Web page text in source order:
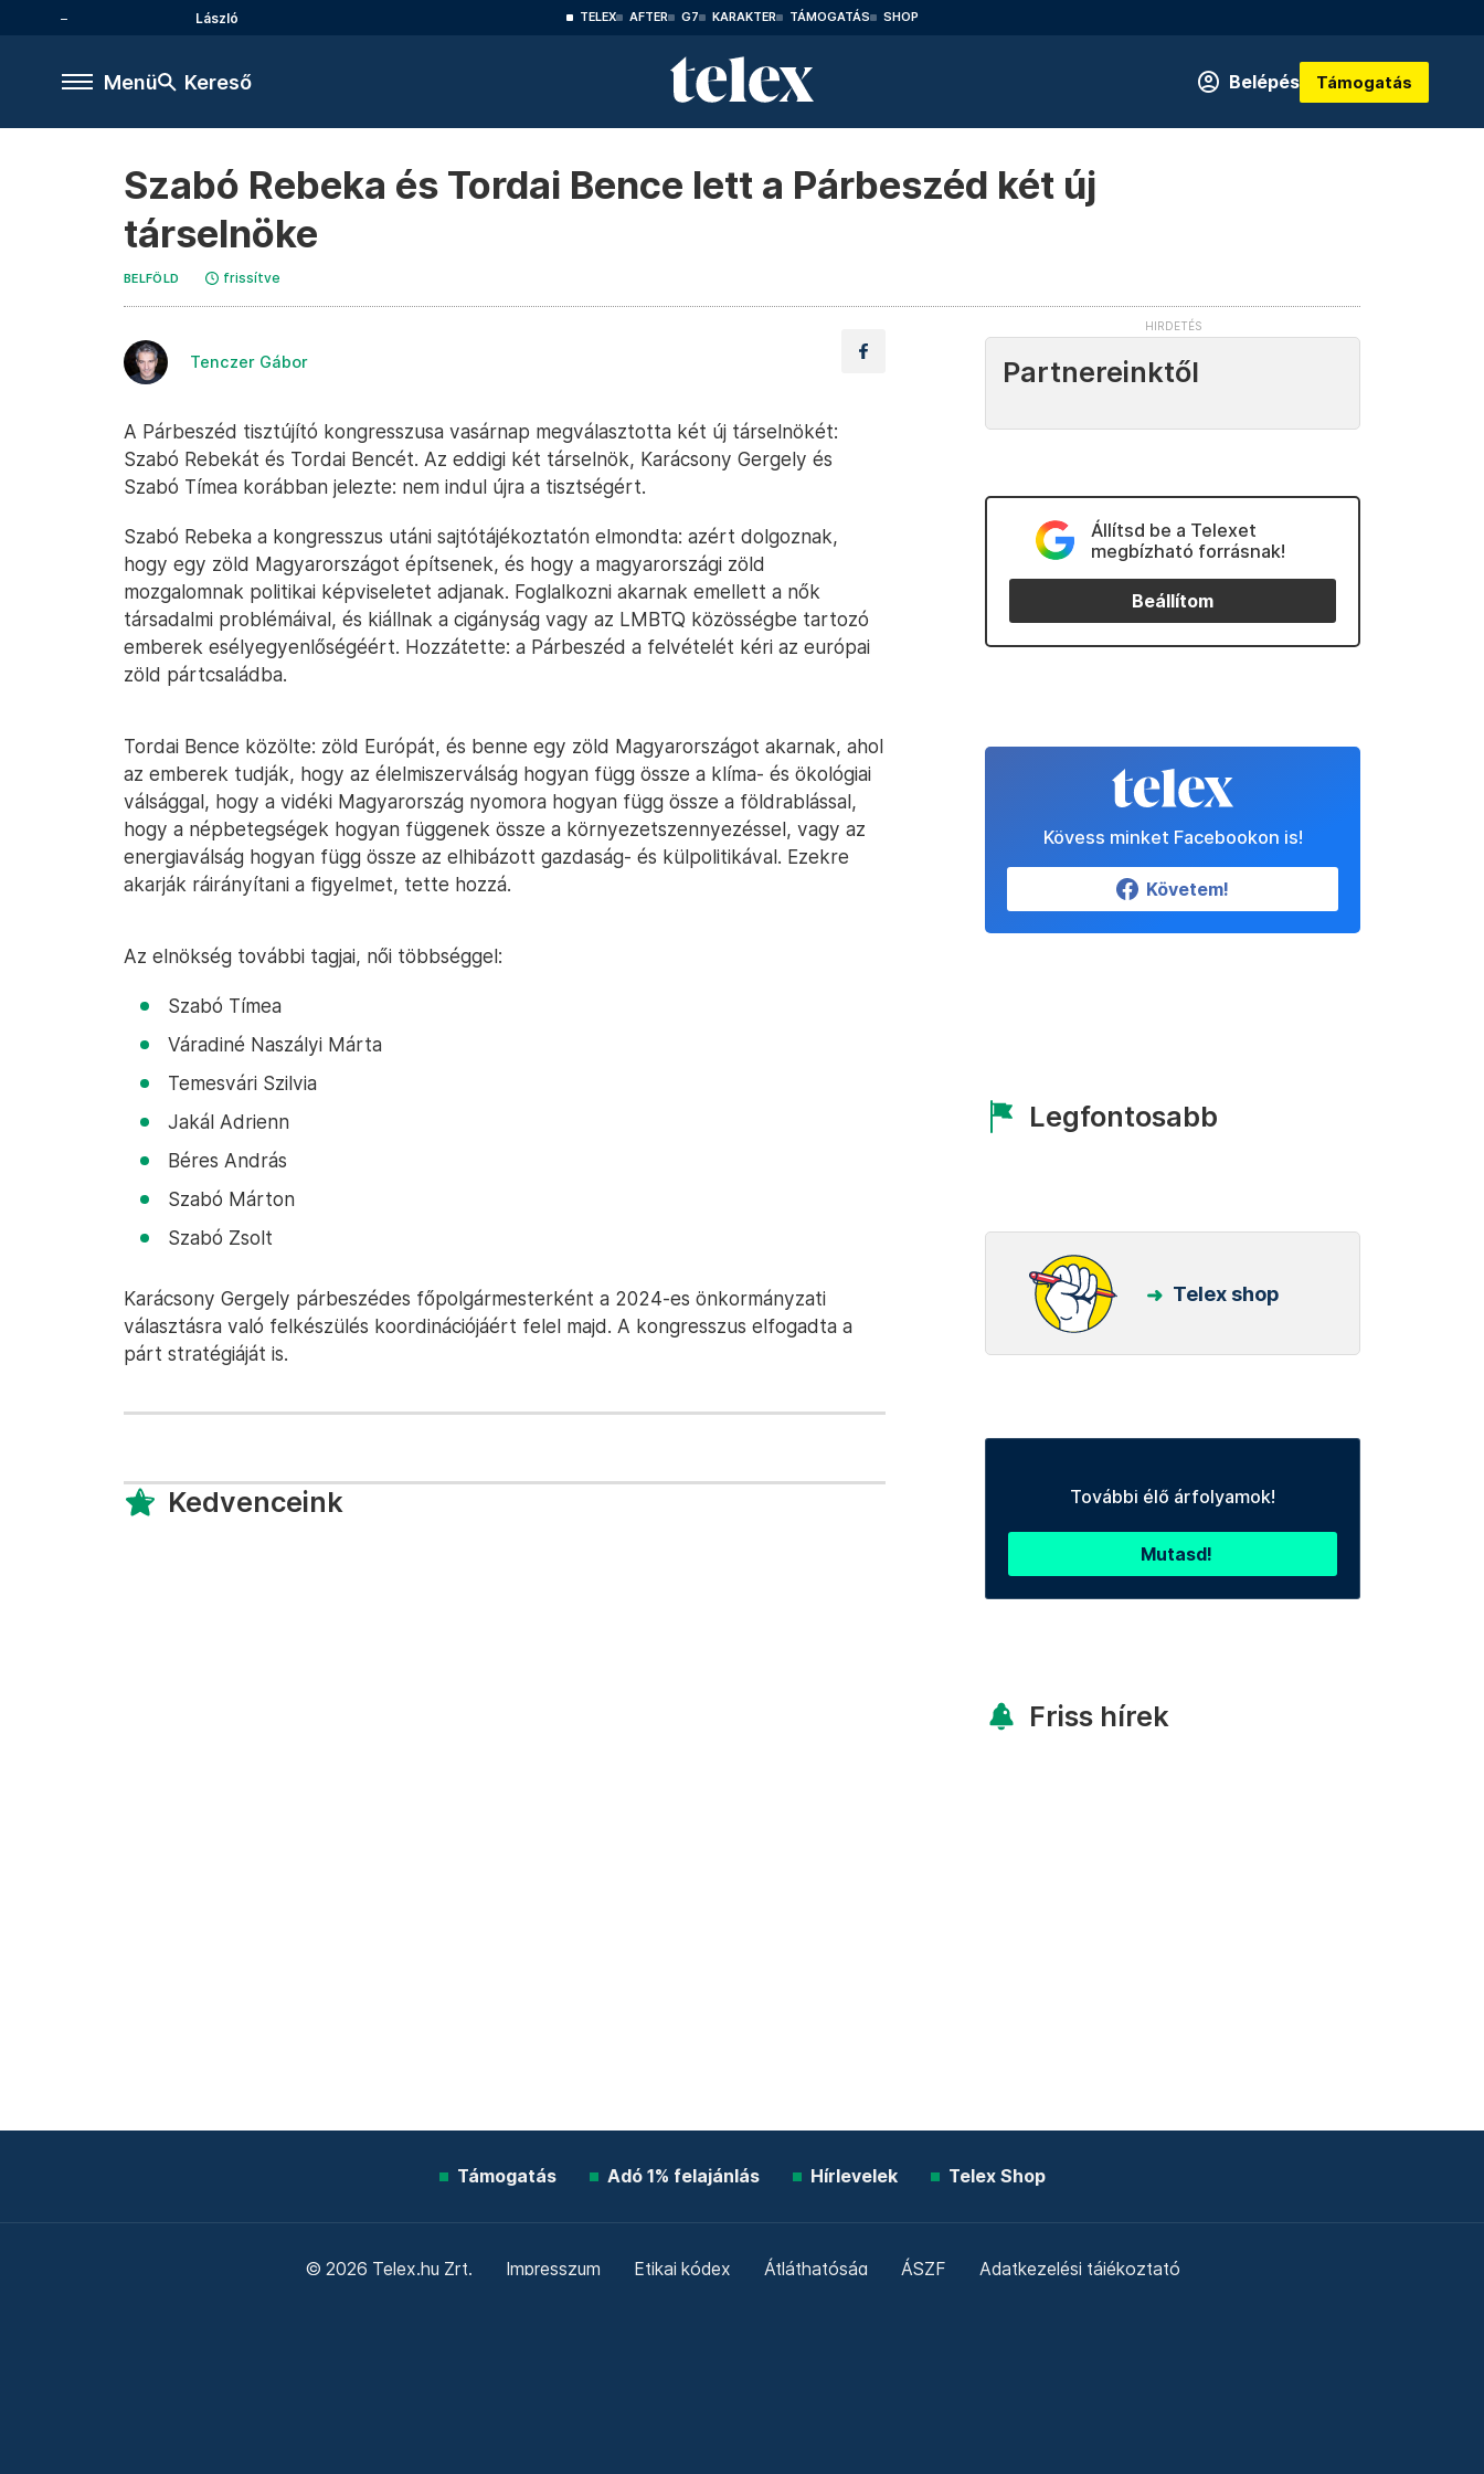
László TELEX AFTER G7 KARAKTER TÁMOGATÁS SHOP
Menü Kereső Belépés Támogatás
Szabó Rebeka és Tordai Bence lett a Párbeszéd két új
társelnöke
BELFÖLD frissítve
Tenczer Gábor
A Párbeszéd tisztújító kongresszusa vasárnap megválasztotta két új társelnökét:
Szabó Rebekát és Tordai Bencét. Az eddigi két társelnök, Karácsony Gergely és
Szabó Tímea korábban jelezte: nem indul újra a tisztségért.
Szabó Rebeka a kongresszus utáni sajtótájékoztatón elmondta: azért dolgoznak,
hogy egy zöld Magyarországot építsenek, és hogy a magyarországi zöld
mozgalomnak politikai képviseletet adjanak. Foglalkozni akarnak emellett a nők
társadalmi problémáival, és kiállnak a cigányság vagy az LMBTQ közösségbe tartozó
emberek esélyegyenlőségéért. Hozzátette: a Párbeszéd a felvételét kéri az európai
zöld pártcsaládba.
Tordai Bence közölte: zöld Európát, és benne egy zöld Magyarországot akarnak, ahol
az emberek tudják, hogy az élelmiszerválság hogyan függ össze a klíma- és ökológiai
válsággal, hogy a vidéki Magyarország nyomora hogyan függ össze a földrablással,
hogy a népbetegségek hogyan függenek össze a környezetszennyezéssel, vagy az
energiaválság hogyan függ össze az elhibázott gazdaság- és külpolitikával. Ezekre
akarják ráirányítani a figyelmet, tette hozzá.
Az elnökség további tagjai, női többséggel:
Szabó Tímea
Váradiné Naszályi Márta
Temesvári Szilvia
Jakál Adrienn
Béres András
Szabó Márton
Szabó Zsolt
Karácsony Gergely párbeszédes főpolgármesterként a 2024-es önkormányzati
választásra való felkészülés koordinációjáért felel majd. A kongresszus elfogadta a
párt stratégiáját is.
Kedvenceink
Partnereinktől
Állítsd be a Telexet
megbízható forrásnak!
Beállítom
Kövess minket Facebookon is!
Követem!
Legfontosabb
Telex shop
További élő árfolyamok!
Mutasd!
Friss hírek
Támogatás Adó 1% felajánlás Hírlevelek Telex Shop
© 2026 Telex.hu Zrt. Impresszum Etikai kódex Átláthatóság ÁSZF Adatkezelési tájékoztató